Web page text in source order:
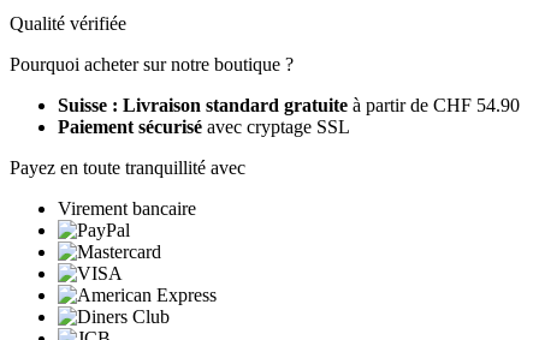
Qualité vérifiée
Pourquoi acheter sur notre boutique ?
Suisse : Livraison standard gratuite à partir de CHF 54.90
Paiement sécurisé avec cryptage SSL
Payez en toute tranquillité avec
Virement bancaire